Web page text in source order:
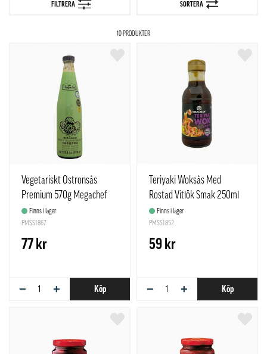
FILTRERA SORTERA
10 PRODUKTER
Vegetariskt Ostronsås
Premium 570g Megachef
Thailand
Finns i lager
PMSS1867
77 kr
− + Köp
Teriyaki Woksås Med
Rostad Vitlök Smak 250ml
Kikkoman Japan
Finns i lager
PMSS1852
59 kr
− + Köp